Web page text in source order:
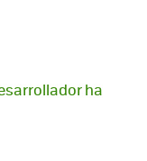
ha